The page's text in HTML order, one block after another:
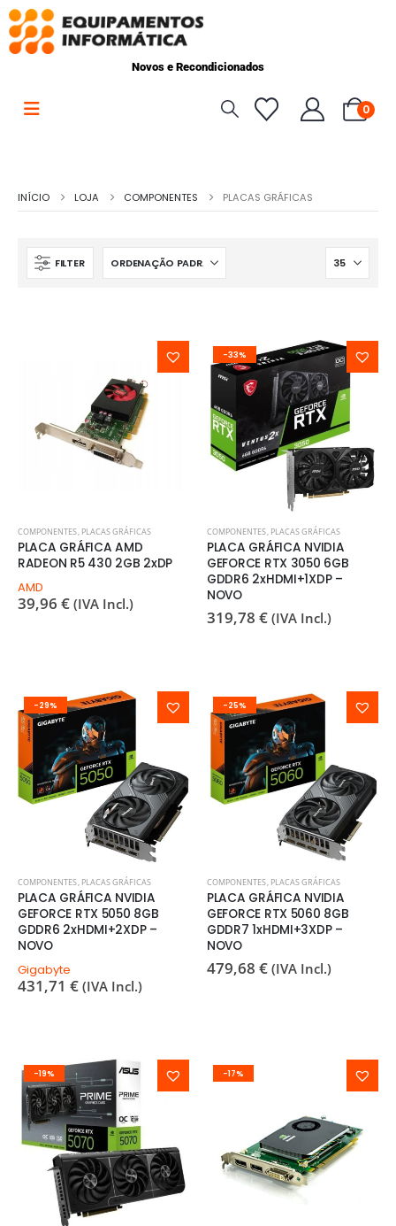
Novos e Recondicionados
0
INÍCIO LOJA COMPONENTES PLACAS GRÁFICAS
FILTER
COMPONENTES PLACAS GRÁFICAS
PLACA GRÁFICA AMD
RADEON R5 430 2GB 2xDP
AMD
39,96 € (IVA Incl.)
-33%
COMPONENTES PLACAS GRÁFICAS
PLACA GRÁFICA NVIDIA
GEFORCE RTX 3050 6GB
GDDR6 2xHDMI+1XDP –
NOVO
319,78 € (IVA Incl.)
-29%
COMPONENTES PLACAS GRÁFICAS
PLACA GRÁFICA NVIDIA
GEFORCE RTX 5050 8GB
GDDR6 2xHDMI+2XDP –
NOVO
Gigabyte
431,71 € (IVA Incl.)
-25%
COMPONENTES PLACAS GRÁFICAS
PLACA GRÁFICA NVIDIA
GEFORCE RTX 5060 8GB
GDDR7 1xHDMI+3XDP –
NOVO
479,68 € (IVA Incl.)
-19% -17%